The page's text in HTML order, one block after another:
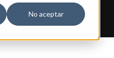
No aceptar
>
TRANSFORMACIÓN DIGITAL &